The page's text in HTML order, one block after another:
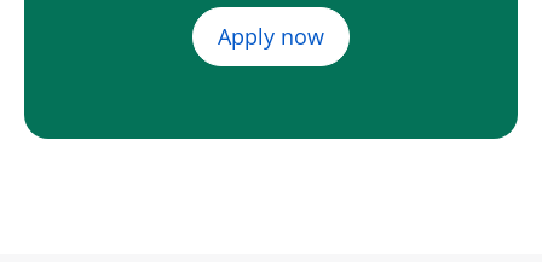
Apply now